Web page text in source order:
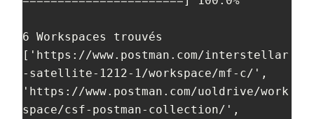
6 Workspaces trouvés
['https://www.postman.com/interstellar
-satellite-1212-1/workspace/mf-c/',
'https://www.postman.com/uoldrive/work
space/csf-postman-collection/',